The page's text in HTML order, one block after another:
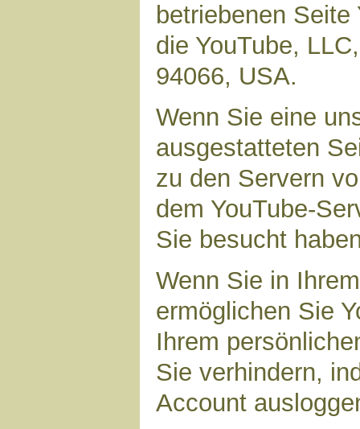
betriebenen
die YouTube,
94066, USA.
Wenn Sie eine
ausgestatteten
zu den Servern
dem YouTube-
Sie besucht
Wenn Sie in
ermöglichen Sie
Ihrem
Sie verhindern,
Account